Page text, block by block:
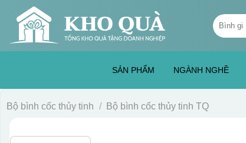
content
Tìm
kiếm:
SẢN PHẨM NGÀNH NGHỀ
Bộ bình cốc thủy tinh / Bộ bình cốc thủy tinh TQ